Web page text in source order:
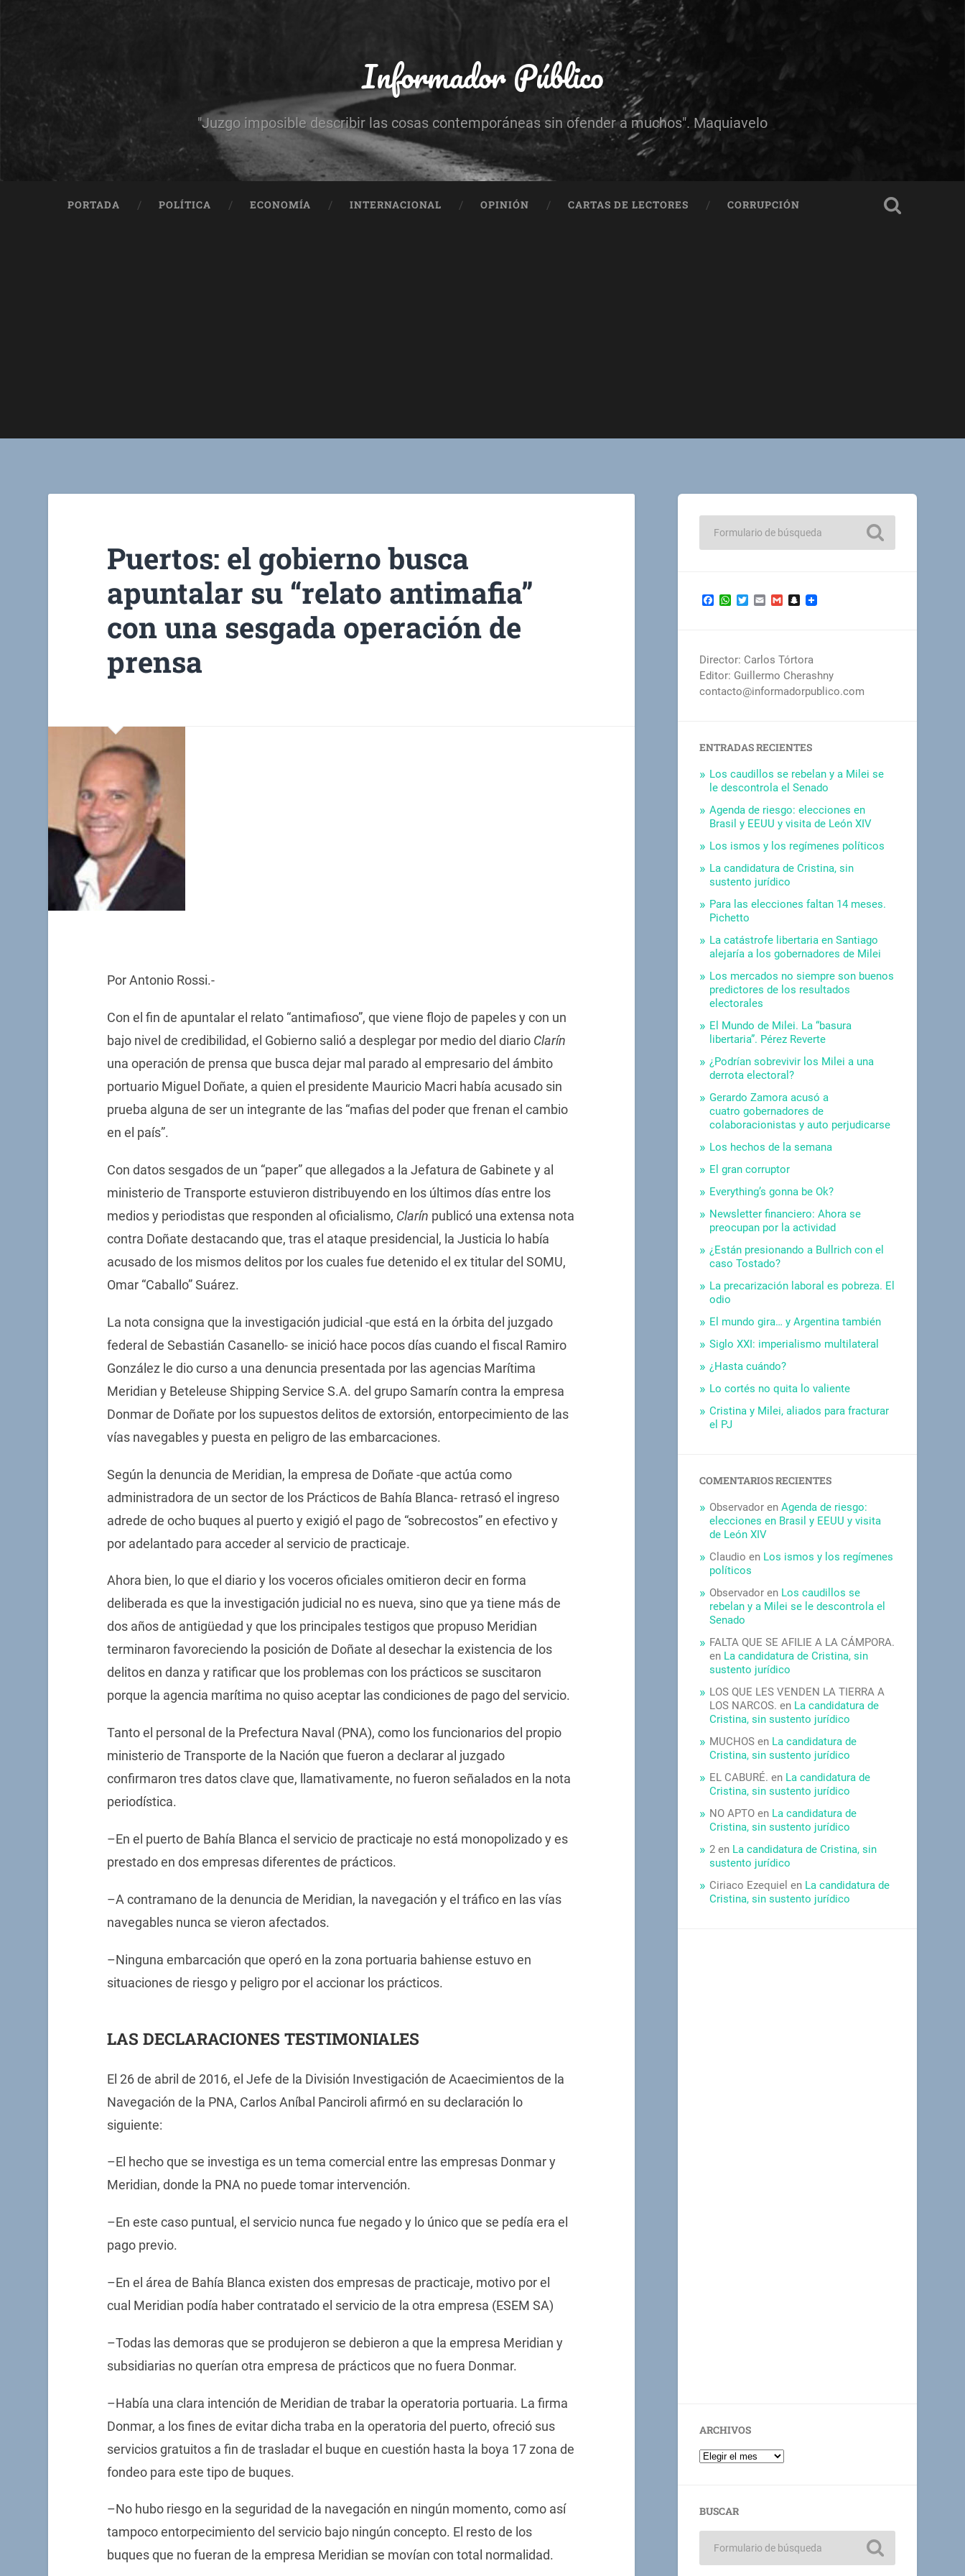
Informador Público
"Juzgo imposible describir las cosas contemporáneas sin ofender a muchos". Maquiavelo
PORTADA POLÍTICA ECONOMÍA INTERNACIONAL OPINIÓN CARTAS DE LECTORES CORRUPCIÓN
Puertos: el gobierno busca
apuntalar su “relato antimafia”
con una sesgada operación de
prensa
Por Antonio Rossi.-
Con el fin de apuntalar el relato “antimafioso”, que viene flojo de papeles y con un
bajo nivel de credibilidad, el Gobierno salió a desplegar por medio del diario Clarín
una operación de prensa que busca dejar mal parado al empresario del ámbito
portuario Miguel Doñate, a quien el presidente Mauricio Macri había acusado sin
prueba alguna de ser un integrante de las “mafias del poder que frenan el cambio
en el país”.
Con datos sesgados de un “paper” que allegados a la Jefatura de Gabinete y al
ministerio de Transporte estuvieron distribuyendo en los últimos días entre los
medios y periodistas que responden al oficialismo, Clarín publicó una extensa nota
contra Doñate destacando que, tras el ataque presidencial, la Justicia lo había
acusado de los mismos delitos por los cuales fue detenido el ex titular del SOMU,
Omar “Caballo” Suárez.
La nota consigna que la investigación judicial -que está en la órbita del juzgado
federal de Sebastián Casanello- se inició hace pocos días cuando el fiscal Ramiro
González le dio curso a una denuncia presentada por las agencias Marítima
Meridian y Beteleuse Shipping Service S.A. del grupo Samarín contra la empresa
Donmar de Doñate por los supuestos delitos de extorsión, entorpecimiento de las
vías navegables y puesta en peligro de las embarcaciones.
Según la denuncia de Meridian, la empresa de Doñate -que actúa como
administradora de un sector de los Prácticos de Bahía Blanca- retrasó el ingreso
adrede de ocho buques al puerto y exigió el pago de “sobrecostos” en efectivo y
por adelantado para acceder al servicio de practicaje.
Ahora bien, lo que el diario y los voceros oficiales omitieron decir en forma
deliberada es que la investigación judicial no es nueva, sino que ya tiene más de
dos años de antigüedad y que los principales testigos que propuso Meridian
terminaron favoreciendo la posición de Doñate al desechar la existencia de los
delitos en danza y ratificar que los problemas con los prácticos se suscitaron
porque la agencia marítima no quiso aceptar las condiciones de pago del servicio.
Tanto el personal de la Prefectura Naval (PNA), como los funcionarios del propio
ministerio de Transporte de la Nación que fueron a declarar al juzgado
confirmaron tres datos clave que, llamativamente, no fueron señalados en la nota
periodística.
–En el puerto de Bahía Blanca el servicio de practicaje no está monopolizado y es
prestado en dos empresas diferentes de prácticos.
–A contramano de la denuncia de Meridian, la navegación y el tráfico en las vías
navegables nunca se vieron afectados.
–Ninguna embarcación que operó en la zona portuaria bahiense estuvo en
situaciones de riesgo y peligro por el accionar los prácticos.
LAS DECLARACIONES TESTIMONIALES
El 26 de abril de 2016, el Jefe de la División Investigación de Acaecimientos de la
Navegación de la PNA, Carlos Aníbal Panciroli afirmó en su declaración lo
siguiente:
–El hecho que se investiga es un tema comercial entre las empresas Donmar y
Meridian, donde la PNA no puede tomar intervención.
–En este caso puntual, el servicio nunca fue negado y lo único que se pedía era el
pago previo.
–En el área de Bahía Blanca existen dos empresas de practicaje, motivo por el
cual Meridian podía haber contratado el servicio de la otra empresa (ESEM SA)
–Todas las demoras que se produjeron se debieron a que la empresa Meridian y
subsidiarias no querían otra empresa de prácticos que no fuera Donmar.
–Había una clara intención de Meridian de trabar la operatoria portuaria. La firma
Donmar, a los fines de evitar dicha traba en la operatoria del puerto, ofreció sus
servicios gratuitos a fin de trasladar el buque en cuestión hasta la boya 17 zona de
fondeo para este tipo de buques.
–No hubo riesgo en la seguridad de la navegación en ningún momento, como así
tampoco entorpecimiento del servicio bajo ningún concepto. El resto de los
buques que no fueran de la empresa Meridian se movían con total normalidad.
Facebook
WhatsApp
TwitterEmailGmailSnapchat
Director: Carlos Tórtora
Editor: Guillermo Cherashny
contacto@informadorpublico.com
ENTRADAS RECIENTES
Los caudillos se rebelan y a Milei se
le descontrola el Senado
Agenda de riesgo: elecciones en
Brasil y EEUU y visita de León XIV
Los ismos y los regímenes políticos
La candidatura de Cristina, sin
sustento jurídico
Para las elecciones faltan 14 meses.
Pichetto
La catástrofe libertaria en Santiago
alejaría a los gobernadores de Milei
Los mercados no siempre son buenos
predictores de los resultados
electorales
El Mundo de Milei. La “basura
libertaria”. Pérez Reverte
¿Podrían sobrevivir los Milei a una
derrota electoral?
Gerardo Zamora acusó a
cuatro gobernadores de
colaboracionistas y auto perjudicarse
Los hechos de la semana
El gran corruptor
Everything’s gonna be Ok?
Newsletter financiero: Ahora se
preocupan por la actividad
¿Están presionando a Bullrich con el
caso Tostado?
La precarización laboral es pobreza. El
odio
El mundo gira… y Argentina también
Siglo XXI: imperialismo multilateral
¿Hasta cuándo?
Lo cortés no quita lo valiente
Cristina y Milei, aliados para fracturar
el PJ
COMENTARIOS RECIENTES
Observador enAgenda de riesgo:
elecciones en Brasil y EEUU y visita
de León XIV
Claudio en Los ismos y los regímenes
políticos
Observador en Los caudillos se
rebelan y a Milei se le descontrola el
Senado
FALTA QUE SE AFILIE A LA CÁMPORA.
en La candidatura de Cristina, sin
sustento jurídico
LOS QUE LES VENDEN LA TIERRA A
LOS NARCOS. en La candidatura de
Cristina, sin sustento jurídico
MUCHOS en La candidatura de
Cristina, sin sustento jurídico
EL CABURÉ. en La candidatura de
Cristina, sin sustento jurídico
NO APTO en La candidatura de
Cristina, sin sustento jurídico
2 en La candidatura de Cristina, sin
sustento jurídico
Ciriaco Ezequiel en La candidatura de
Cristina, sin sustento jurídico
ARCHIVOS
BUSCAR